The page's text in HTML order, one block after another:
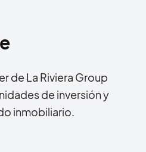
de La Riviera Group
de inversión y
inmobiliario.